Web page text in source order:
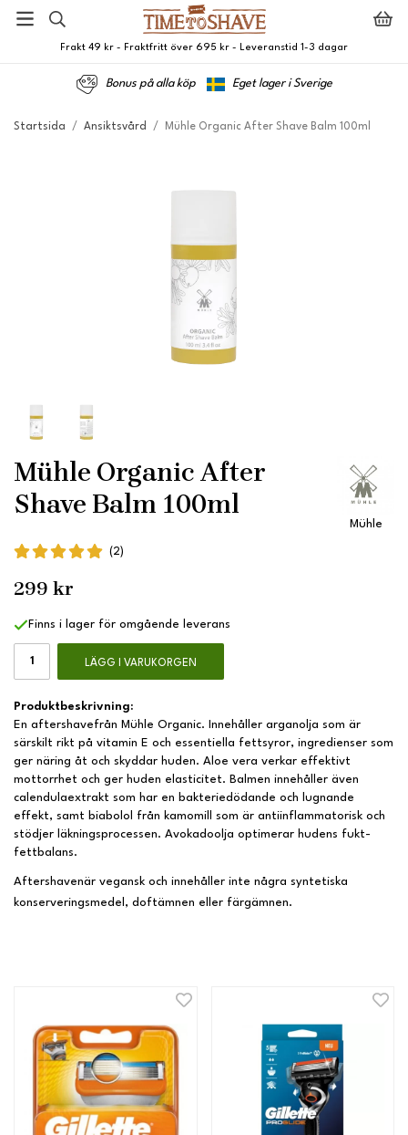
Frakt 49 kr - Fraktfritt över 695 kr - Leveranstid 1-3 dagar
Bonus på alla köp Eget lager i Sverige
Startsida / Ansiktsvård / Mühle Organic After Shave Balm 100ml
Mühle Organic After
Shave Balm 100ml
Mühle
(2)
299 kr
Finns i lager för omgående leverans
LÄGG I VARUKORGEN
Produktbeskrivning:
En aftershavefrån Mühle Organic. Innehåller arganolja som är
särskilt rikt på vitamin E och essentiella fettsyror, ingredienser som
ger näring åt och skyddar huden. Aloe vera verkar effektivt
mottorrhet och ger huden elasticitet. Balmen innehåller även
calendulaextrakt som har en bakteriedödande och lugnande
effekt, samt biabolol från kamomill som är antiinflammatorisk och
stödjer läkningsprocessen. Avokadoolja optimerar hudens fukt-
fettbalans.
Aftershavenär vegansk och innehåller inte några syntetiska
konserveringsmedel, doftämnen eller färgämnen.